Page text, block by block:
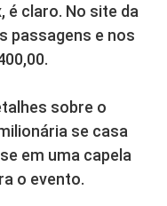
é claro. No site da
passagens e nos
sobre o
se casa
em uma capela
o evento.